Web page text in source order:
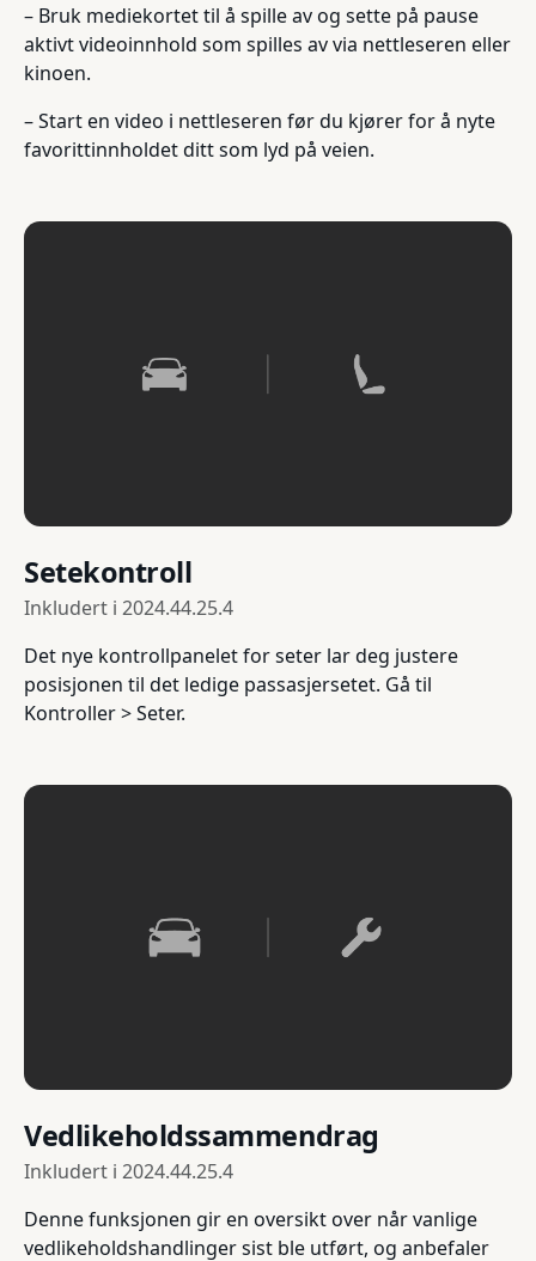
– Bruk mediekortet til å spille av og sette på pause
aktivt videoinnhold som spilles av via nettleseren eller
kinoen.
– Start en video i nettleseren før du kjører for å nyte
favorittinnholdet ditt som lyd på veien.
Setekontroll
Inkludert i 2024.44.25.4
Det nye kontrollpanelet for seter lar deg justere
posisjonen til det ledige passasjersetet. Gå til
Kontroller > Seter.
Vedlikeholdssammendrag
Inkludert i 2024.44.25.4
Denne funksjonen gir en oversikt over når vanlige
vedlikeholdshandlinger sist ble utført, og anbefaler